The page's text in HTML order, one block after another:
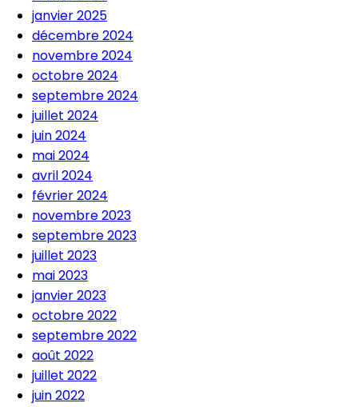
janvier 2025
décembre 2024
novembre 2024
octobre 2024
septembre 2024
juillet 2024
juin 2024
mai 2024
avril 2024
février 2024
novembre 2023
septembre 2023
juillet 2023
mai 2023
janvier 2023
octobre 2022
septembre 2022
août 2022
juillet 2022
juin 2022